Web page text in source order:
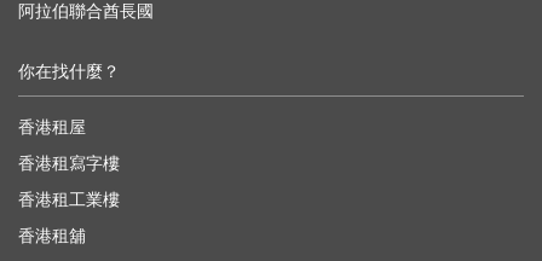
阿拉伯聯合酋長國
你在找什麼？
香港租屋
香港租寫字樓
香港租工業樓
香港租舖